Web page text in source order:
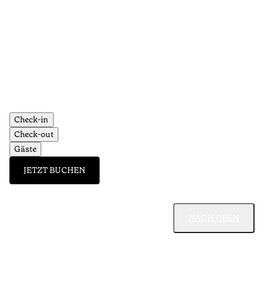
Check-in
Check-out
Gäste
JETZT BUCHEN